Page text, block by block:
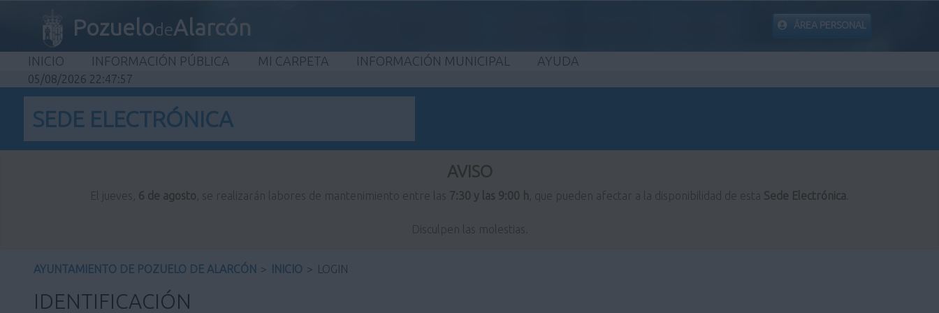
PozuelodeAlarcón ÁREA PERSONAL
INICIO INFORMACIÓN PÚBLICA MI CARPETA INFORMACIÓN MUNICIPAL AYUDA
05/08/2026 22:47:57
SEDE ELECTRÓNICA
AVISO
El jueves, 6 de agosto, se realizarán labores de mantenimiento entre las 7:30 y las 9:00 h, que pueden afectar a la disponibilidad de esta Sede Electrónica
Disculpen las molestias.
AYUNTAMIENTO DE POZUELO DE ALARCÓN > INICIO > LOGIN
IDENTIFICACIÓN